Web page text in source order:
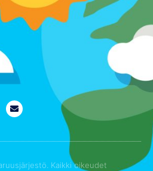
Kaikki oikeudet